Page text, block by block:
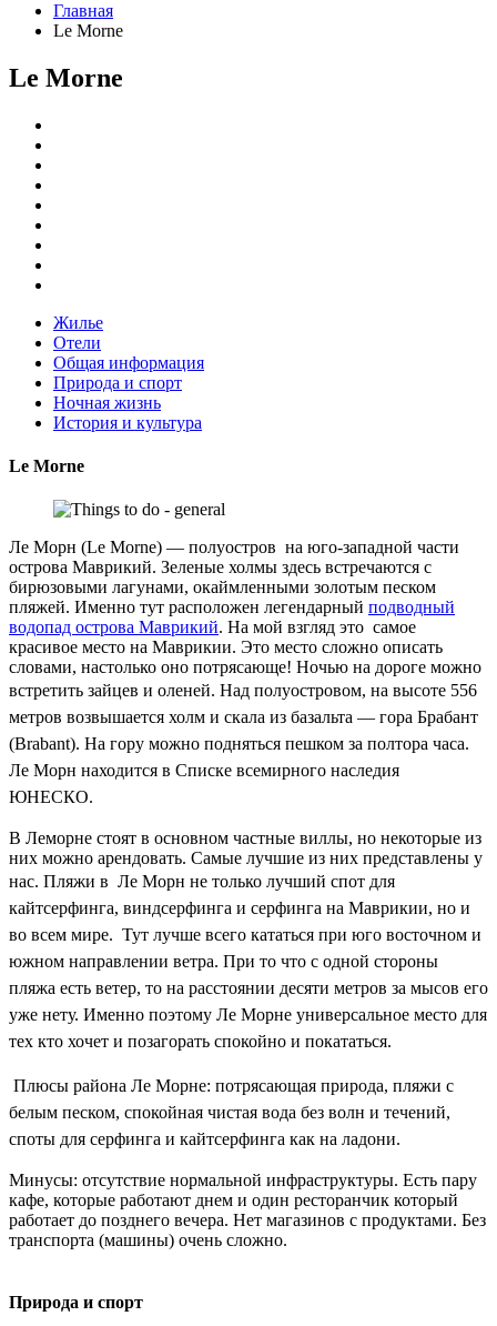
Главная
Le Morne
Le Morne
Жилье
Отели
Общая информация
Природа и спорт
Ночная жизнь
История и культура
Le Morne
Ле Морн (Le Morne) — полуостров на юго-западной части
острова Маврикий. Зеленые холмы здесь встречаются с
бирюзовыми лагунами, окаймленными золотым песком
пляжей. Именно тут расположен легендарный подводный
водопад острова Маврикий. На мой взгляд это самое
красивое место на Маврикии. Это место сложно описать
словами, настолько оно потрясающе! Ночью на дороге можно
встретить зайцев и оленей. Над полуостровом, на высоте 556
метров возвышается холм и скала из базальта — гора Брабант
(Brabant). На гору можно подняться пешком за полтора часа.
Ле Морн находится в Списке всемирного наследия
ЮНЕСКО.
В Леморне стоят в основном частные виллы, но некоторые из
них можно арендовать. Самые лучшие из них представлены у
нас. Пляжи в Ле Морн не только лучший спот для
кайтсерфинга, виндсерфинга и серфинга на Маврикии, но и
во всем мире. Тут лучше всего кататься при юго восточном и
южном направлении ветра. При то что с одной стороны
пляжа есть ветер, то на расстоянии десяти метров за мысов его
уже нету. Именно поэтому Ле Морне универсальное место для
тех кто хочет и позагорать спокойно и покататься.
Плюсы района Ле Морне: потрясающая природа, пляжи с
белым песком, спокойная чистая вода без волн и течений,
споты для серфинга и кайтсерфинга как на ладони.
Минусы: отсутствие нормальной инфраструктуры. Есть пару
кафе, которые работают днем и один ресторанчик который
работает до позднего вечера. Нет магазинов с продуктами. Без
транспорта (машины) очень сложно.
Природа и спорт